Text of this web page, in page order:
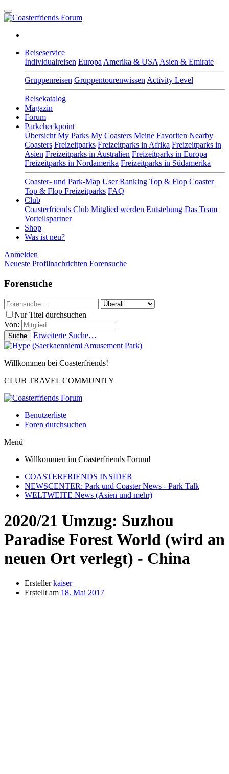
Reiseservice
Individualreisen Europa Amerika & USA Asien & Emirate
Gruppenreisen Gruppentourenwissen Activity Level
Reisekatalog
Magazin
Forum
Parkcheckpoint
Übersicht My Parks My Coasters Meine Favoriten Nearby
Coasters Freizeitparks Freizeitparks in Afrika Freizeitparks in
Asien Freizeitparks in Australien Freizeitparks in Europa
Freizeitparks in Nordamerika Freizeitparks in Südamerika
Coaster- und Park-Map User Ranking Top & Flop Coaster
Top & Flop Freizeitparks FAQ
Club
Coasterfriends Club Mitglied werden Entstehung Das Team
Vorteilspartner
Shop
Was ist neu?
Anmelden
Neueste Profilnachrichten Forensuche
Forensuche
Nur Titel durchsuchen
Von:
Suche Erweiterte Suche…
Willkommen bei Coasterfriends!
CLUB TRAVEL COMMUNITY
Benutzerliste
Foren durchsuchen
Menü
Willkommen im Coasterfriends Forum!
COASTERFRIENDS INSIDER
NEWSCENTER: Park und Coaster News - Park Talk
WELTWEITE News (Asien und mehr)
2020/21 Umzug: Suzhou
Paradise Forest World (wird an
neuen Ort verlegt) - China
Ersteller kaiser
Erstellt am 18. Mai 2017